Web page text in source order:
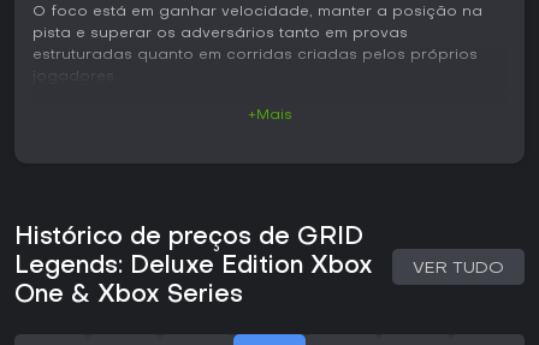
O foco está em ganhar velocidade, manter a posição na
pista e superar os adversários tanto em provas
estruturadas quanto em corridas criadas pelos próprios
jogadores.
caminhões de estádio e especialistas em drift. Cada tipo de
carro tem comportamento próprio, com ajustes de
configuração que permitem adaptar o desempenho a
pistas e condições específicas. Os circuitos incluem
+Mais
Histórico de preços de GRID
Legends: Deluxe Edition Xbox
One & Xbox Series
VER TUDO